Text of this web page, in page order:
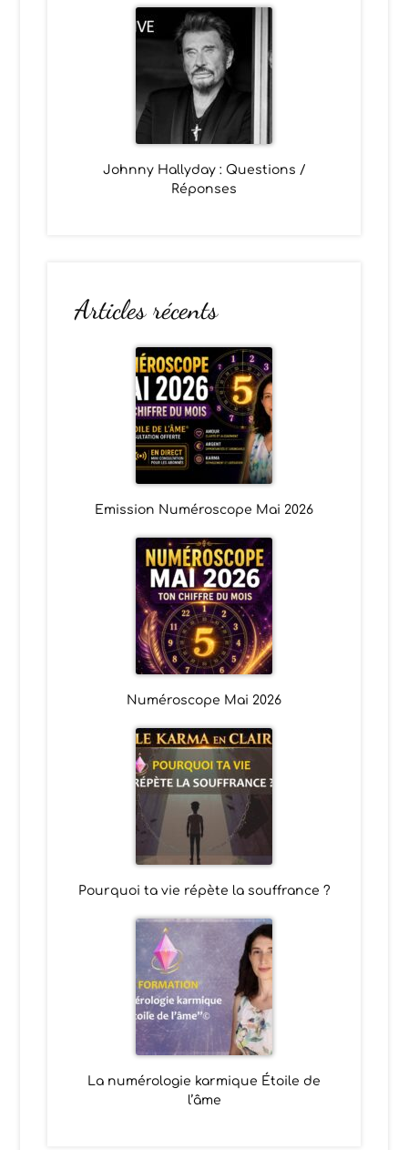
Johnny Hallyday : Questions /
Réponses
Articles récents
Emission Numéroscope Mai 2026
Numéroscope Mai 2026
Pourquoi ta vie répète la souffrance ?
La numérologie karmique Étoile de
l’âme